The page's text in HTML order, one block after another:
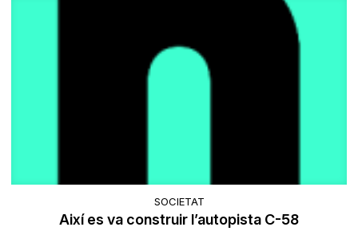
SOCIETAT
Així es va construir l’autopista C-58